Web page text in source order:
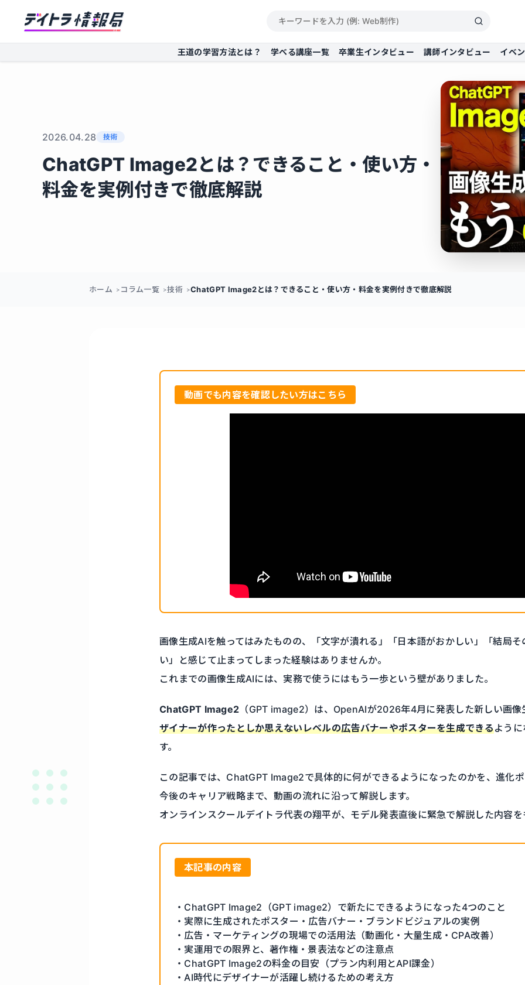
王道の学習方法とは？ 学べる講座一覧 卒業生インタビュー 講師インタビュー イベ
2026.04.28 技術
ChatGPT Image2とは？できること・使い方・
料金を実例付きで徹底解説
ホーム コラム一覧 技術 ChatGPT Image2とは？できること・使い方・料金を実例付きで徹底解説
動画でも内容を確認したい方はこちら
画像生成AIを触ってはみたものの、「文字が潰れる」「日本語がおかしい」「結局
い」と感じて止まってしまった経験はありませんか。
これまでの画像生成AIには、実務で使うにはもう一歩という壁がありました。
ChatGPT Image2 （GPT image2）は、OpenAIが2026年4月に発表した新しい画像
ザイナーが作ったとしか思えないレベルの広告バナーやポスターを生成できるよう
す。
この記事では、ChatGPT Image2で具体的に何ができるようになったのかを、進化
今後のキャリア戦略まで、動画の流れに沿って解説します。
オンラインスクールデイトラ代表の翔平が、モデル発表直後に緊急で解説した内容
本記事の内容
・ChatGPT Image2（GPT image2）で新たにできるようになった4つのこと
・実際に生成されたポスター・広告バナー・ブランドビジュアルの実例
・広告・マーケティングの現場での活用法（動画化・大量生成・CPA改善）
・実運用での限界と、著作権・景表法などの注意点
・ChatGPT Image2の料金の目安（プラン内利用とAPI課金）
・AI時代にデザイナーが活躍し続けるための考え方